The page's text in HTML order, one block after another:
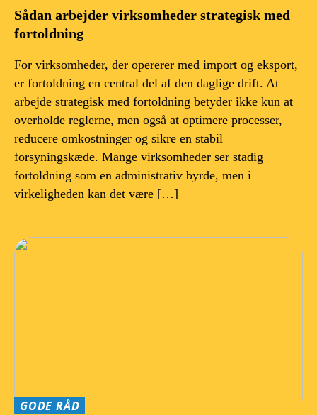
Sådan arbejder virksomheder strategisk med
fortoldning
For virksomheder, der opererer med import og eksport,
er fortoldning en central del af den daglige drift. At
arbejde strategisk med fortoldning betyder ikke kun at
overholde reglerne, men også at optimere processer,
reducere omkostninger og sikre en stabil
forsyningskæde. Mange virksomheder ser stadig
fortoldning som en administrativ byrde, men i
virkeligheden kan det være […]
GODE RÅD